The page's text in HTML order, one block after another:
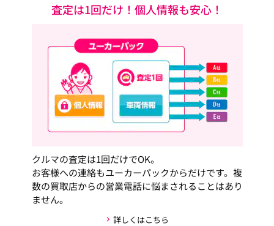
査定は1回だけ！個人情報も安心！
クルマの査定は1回だけでOK。
お客様への連絡もユーカーパックからだけです。複
数の買取店からの営業電話に悩まされることはあり
ません。
詳しくはこちら